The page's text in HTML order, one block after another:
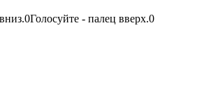
0Голосуйте - палец вверх.0